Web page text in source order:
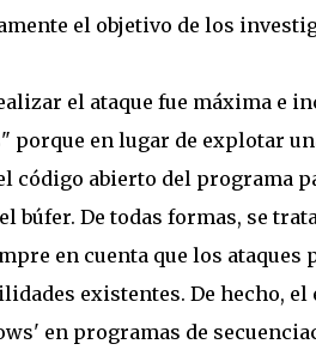
el objetivo de los
el ataque fue máxima e
porque en lugar de explotar
código abierto del programa
búfer. De todas formas, se
en cuenta que los
existentes. De hecho,
en programas de